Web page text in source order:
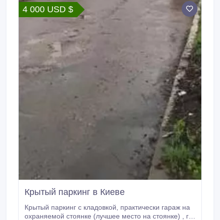
4 000 USD $
Крытый паркинг в Киеве
Крытый паркинг с кладовкой, практически гараж на
охраняемой стоянке (лучшее место на стоянке) , г.